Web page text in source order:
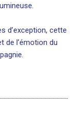
d’exception, cette
de l’émotion du